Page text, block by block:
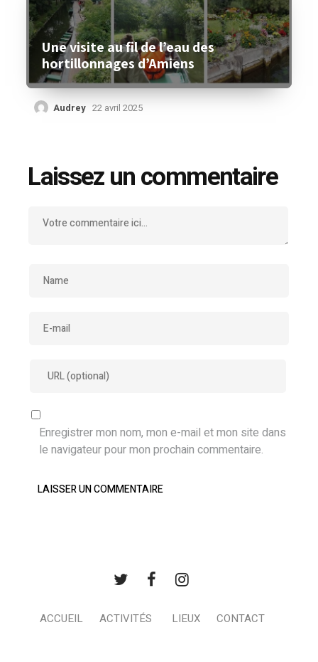
Une visite au fil de l’eau des
hortillonnages d’Amiens
Audrey 22 avril 2025
Laissez un commentaire
Enregistrer mon nom, mon e-mail et mon site dans
le navigateur pour mon prochain commentaire.
ACCUEIL ACTIVITÉS LIEUX CONTACT